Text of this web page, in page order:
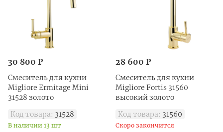
30 800 ₽
Смеситель для кухни
Migliore Ermitage Mini
31528 золото
Код товара: 31528
В наличии 13 шт
28 600 ₽
Смеситель для кухни
Migliore Fortis 31560
высокий золото
Код товара: 31560
Скоро закончится